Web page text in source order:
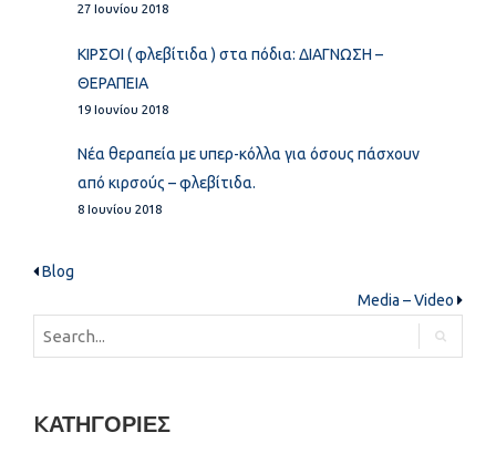
27 Ιουνίου 2018
ΚΙΡΣΟΙ ( φλεβίτιδα ) στα πόδια: ΔΙΑΓΝΩΣΗ –
ΘΕΡΑΠΕΙΑ
19 Ιουνίου 2018
Νέα θεραπεία με υπερ-κόλλα για όσους πάσχουν
από κιρσούς – φλεβίτιδα.
8 Ιουνίου 2018
Blog
Media – Video
KΑΤΗΓΟΡΊΕΣ